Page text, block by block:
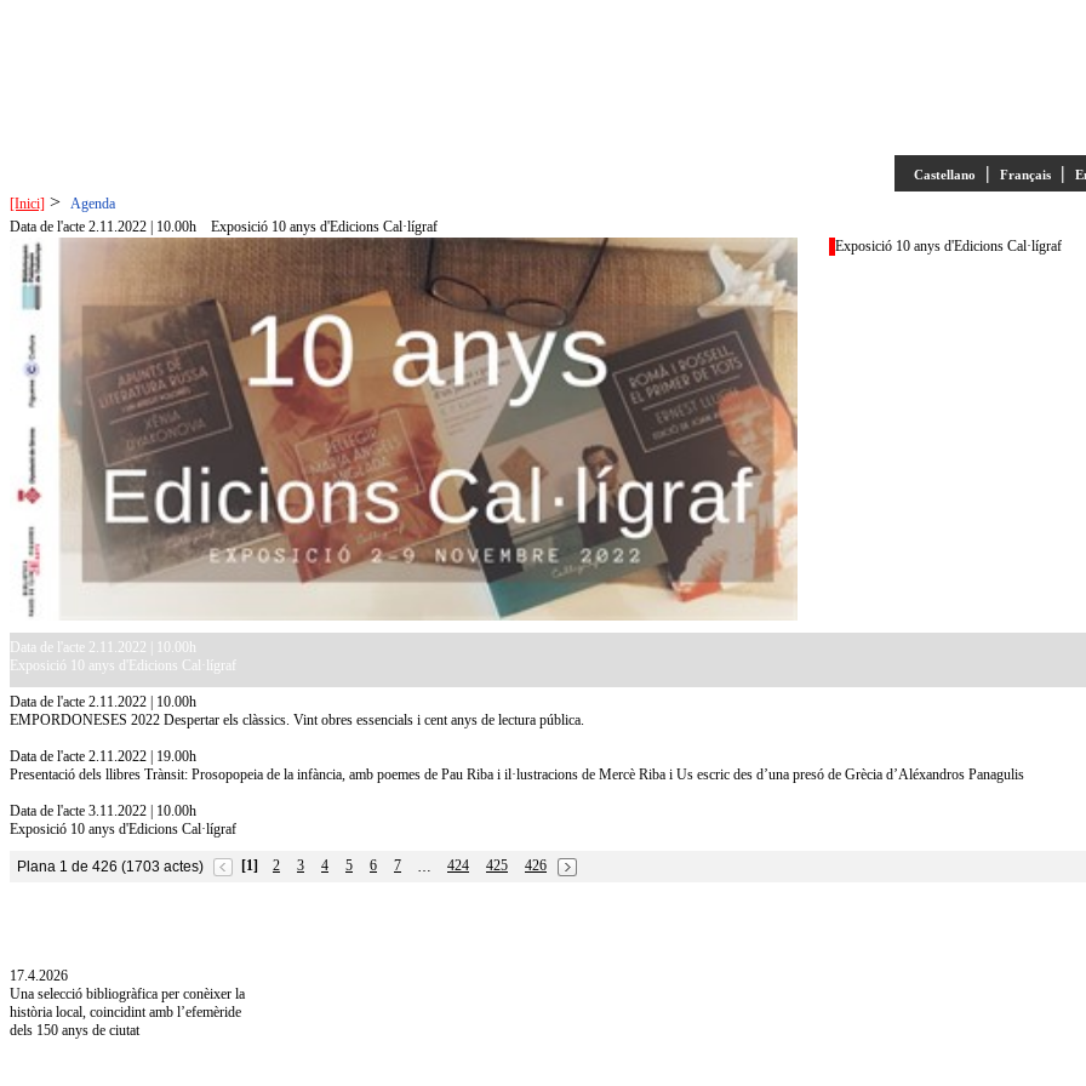
Castellano | Français |
[Inici] > Agenda
Data de l'acte 2.11.2022 | 10.00h
Exposició 10 anys d'Edicions Cal·lígraf
Exposició 10 anys d'Edicions Cal·lígraf
Data de l'acte 2.11.2022 | 10.00h
Exposició 10 anys d'Edicions Cal·lígraf
Data de l'acte 2.11.2022 | 10.00h
EMPORDONESES 2022 Despertar els clàssics. Vint obres essencials i cent anys de lectura pública.
Data de l'acte 2.11.2022 | 19.00h
Presentació dels llibres Trànsit: Prosopopeia de la infància, amb poemes de Pau Riba i il·lustracions de Mercè Riba i Us escric des d’una presó de Grècia d’Aléxandros Panagulis
Data de l'acte 3.11.2022 | 10.00h
Exposició 10 anys d'Edicions Cal·lígraf
Plana 1 de 426 (1703 actes) [1] 2 3 4 5 6 7 … 424 425
426
17.4.2026
Una selecció bibliogràfica per conèixer la
història local, coincidint amb l’efemèride
dels 150 anys de ciutat